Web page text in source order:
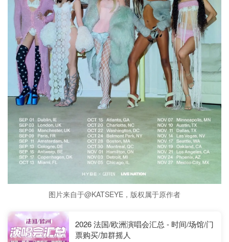
图片来自于@KATSEYE，版权属于原作者
2026 法国/欧洲演唱会汇总 - 时间/场馆/门
票购买/加群摇人